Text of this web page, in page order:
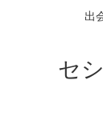
出
セ